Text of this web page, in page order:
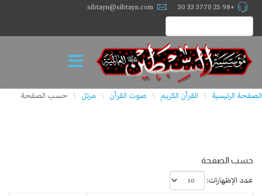
+98 25 3770 33 30
sibtayn@sibtayn.com
الصفحة الرئيسية \ القرآن الكريم \ صوت القرآن \ مرتل \ حسب الصفحة
حسب الصفحة
عدد الإظهارات: